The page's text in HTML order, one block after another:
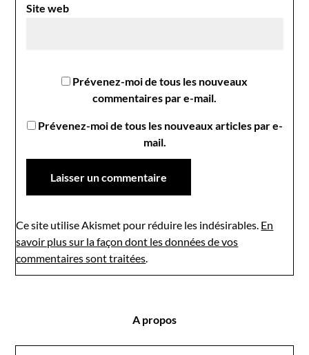
Site web
Prévenez-moi de tous les nouveaux
commentaires par e-mail.
Prévenez-moi de tous les nouveaux articles par e-
mail.
Ce site utilise Akismet pour réduire les indésirables. En
savoir plus sur la façon dont les données de vos
commentaires sont traitées
A propos